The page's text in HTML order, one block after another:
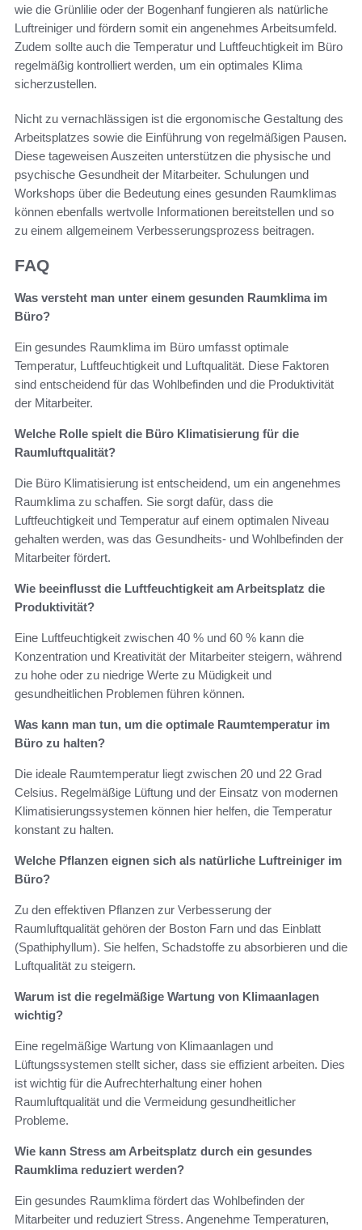
wie die Grünlilie oder der Bogenhanf fungieren als natürliche
Luftreiniger und fördern somit ein angenehmes Arbeitsumfeld.
Zudem sollte auch die Temperatur und Luftfeuchtigkeit im Büro
regelmäßig kontrolliert werden, um ein optimales Klima
sicherzustellen.
Nicht zu vernachlässigen ist die ergonomische Gestaltung des
Arbeitsplatzes sowie die Einführung von regelmäßigen Pausen.
Diese tageweisen Auszeiten unterstützen die physische und
psychische Gesundheit der Mitarbeiter. Schulungen und
Workshops über die Bedeutung eines gesunden Raumklimas
können ebenfalls wertvolle Informationen bereitstellen und so
zu einem allgemeinem Verbesserungsprozess beitragen.
FAQ
Was versteht man unter einem gesunden Raumklima im
Büro?
Ein gesundes Raumklima im Büro umfasst optimale
Temperatur, Luftfeuchtigkeit und Luftqualität. Diese Faktoren
sind entscheidend für das Wohlbefinden und die Produktivität
der Mitarbeiter.
Welche Rolle spielt die Büro Klimatisierung für die
Raumluftqualität?
Die Büro Klimatisierung ist entscheidend, um ein angenehmes
Raumklima zu schaffen. Sie sorgt dafür, dass die
Luftfeuchtigkeit und Temperatur auf einem optimalen Niveau
gehalten werden, was das Gesundheits- und Wohlbefinden der
Mitarbeiter fördert.
Wie beeinflusst die Luftfeuchtigkeit am Arbeitsplatz die
Produktivität?
Eine Luftfeuchtigkeit zwischen 40 % und 60 % kann die
Konzentration und Kreativität der Mitarbeiter steigern, während
zu hohe oder zu niedrige Werte zu Müdigkeit und
gesundheitlichen Problemen führen können.
Was kann man tun, um die optimale Raumtemperatur im
Büro zu halten?
Die ideale Raumtemperatur liegt zwischen 20 und 22 Grad
Celsius. Regelmäßige Lüftung und der Einsatz von modernen
Klimatisierungssystemen können hier helfen, die Temperatur
konstant zu halten.
Welche Pflanzen eignen sich als natürliche Luftreiniger im
Büro?
Zu den effektiven Pflanzen zur Verbesserung der
Raumluftqualität gehören der Boston Farn und das Einblatt
(Spathiphyllum). Sie helfen, Schadstoffe zu absorbieren und die
Luftqualität zu steigern.
Warum ist die regelmäßige Wartung von Klimaanlagen
wichtig?
Eine regelmäßige Wartung von Klimaanlagen und
Lüftungssystemen stellt sicher, dass sie effizient arbeiten. Dies
ist wichtig für die Aufrechterhaltung einer hohen
Raumluftqualität und die Vermeidung gesundheitlicher
Probleme.
Wie kann Stress am Arbeitsplatz durch ein gesundes
Raumklima reduziert werden?
Ein gesundes Raumklima fördert das Wohlbefinden der
Mitarbeiter und reduziert Stress. Angenehme Temperaturen,